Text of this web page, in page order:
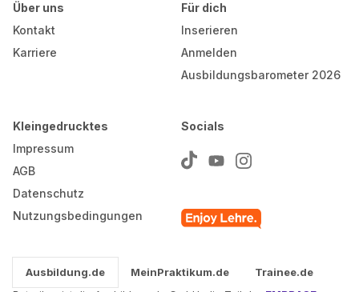
Über uns
Kontakt
Karriere
Für dich
Inserieren
Anmelden
Ausbildungsbarometer 2026
Kleingedrucktes
Impressum
AGB
Datenschutz
Nutzungsbedingungen
Socials
Ausbildung.de MeinPraktikum.de
Trainee.de